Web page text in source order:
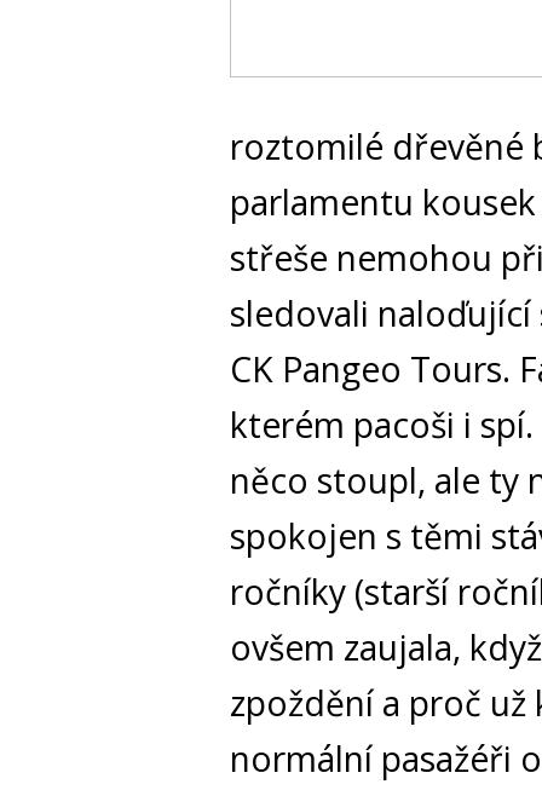
roztomilé dřevěné
parlamentu
střeše nemohou
sledovali naloďující
CK Pangeo Tours.
kterém pacoši i
něco stoupl, ale ty
spokojen s těmi
ročníky (starší
ovšem zaujala,
zpoždění a proč už
normální pasažéři